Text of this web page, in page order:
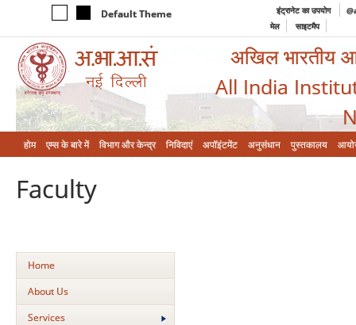
Default Theme इंट्रानेट का उपयोग
मेल
साइटमैप
अखिल भारतीय
All India
होम एम्‍स के बारे में विभाग और केन्‍द्र निविदाएं अपॉइंटमेंट अनुसंधान पुस्तकालय
Faculty
Home
About Us
Services